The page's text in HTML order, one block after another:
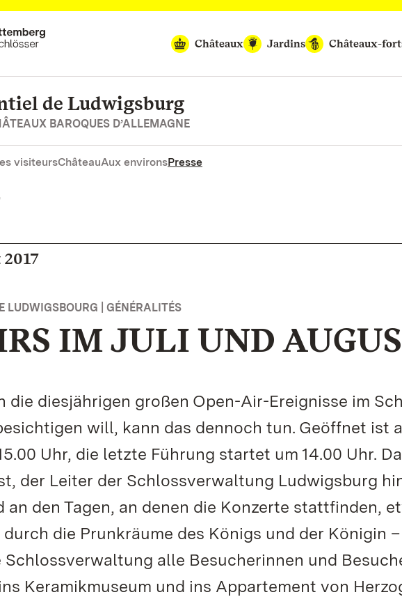
Châteaux
Jardins Châteaux-
de Ludwigsburg
BAROQUES D’ALLEMAGNE
visiteursChâteauAux environsPresse
LUDWIGSBOURG | GÉNÉRALITÉS
IM JULI UND
die diesjährigen großen Open-Air-Ereignisse im
will, kann das dennoch tun. Geöffnet ist
Uhr, die letzte Führung startet um 14.00 Uhr.
der Leiter der Schlossverwaltung Ludwigsburg
an den Tagen, an denen die Konzerte stattfinden,
die Prunkräume des Königs und der Königin
alle Besucherinnen und
Keramikmuseum und ins Appartement von